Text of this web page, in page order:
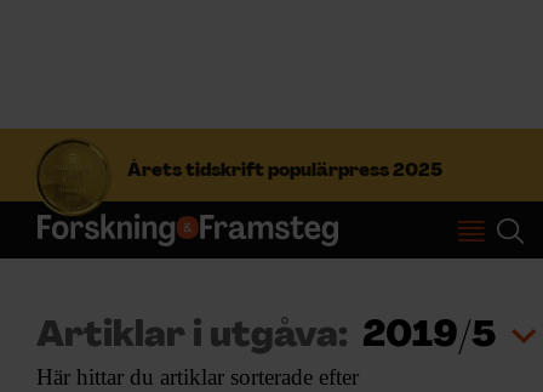
Årets tidskrift populärpress 2025
S
f
t
:
Prenumerera
Artiklar i utgåva: 2019/5
Här hittar du artiklar sorterade efter